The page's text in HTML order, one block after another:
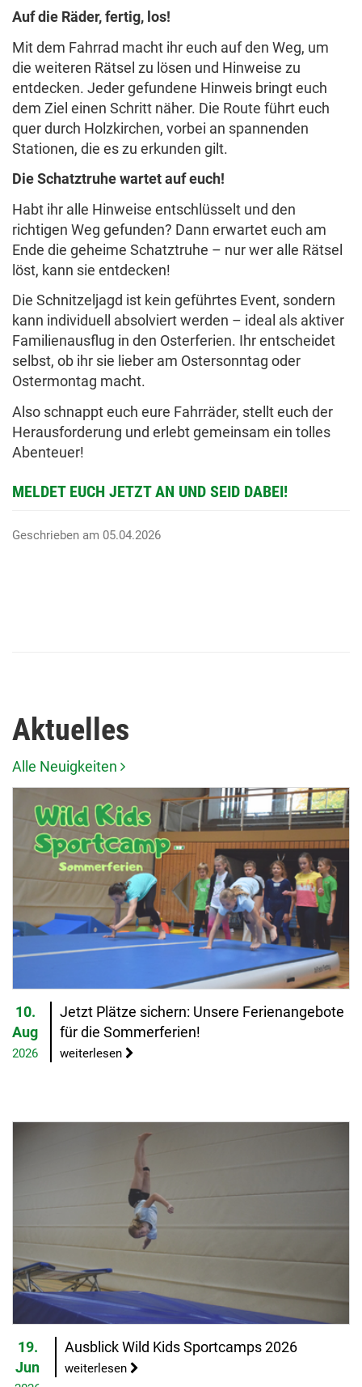
Auf die Räder, fertig, los!
Mit dem Fahrrad macht ihr euch auf den Weg, um
die weiteren Rätsel zu lösen und Hinweise zu
entdecken. Jeder gefundene Hinweis bringt euch
dem Ziel einen Schritt näher. Die Route führt euch
quer durch Holzkirchen, vorbei an spannenden
Stationen, die es zu erkunden gilt.
Die Schatztruhe wartet auf euch!
Habt ihr alle Hinweise entschlüsselt und den
richtigen Weg gefunden? Dann erwartet euch am
Ende die geheime Schatztruhe – nur wer alle Rätsel
löst, kann sie entdecken!
Die Schnitzeljagd ist kein geführtes Event, sondern
kann individuell absolviert werden – ideal als aktiver
Familienausflug in den Osterferien. Ihr entscheidet
selbst, ob ihr sie lieber am Ostersonntag oder
Ostermontag macht.
Also schnappt euch eure Fahrräder, stellt euch der
Herausforderung und erlebt gemeinsam ein tolles
Abenteuer!
MELDET EUCH JETZT AN UND SEID DABEI!
Geschrieben am 05.04.2026
Aktuelles
Alle Neuigkeiten
10.
Aug
2026
Jetzt Plätze sichern: Unsere Ferienangebote
für die Sommerferien!
weiterlesen
19.
Jun
Ausblick Wild Kids Sportcamps 2026
weiterlesen